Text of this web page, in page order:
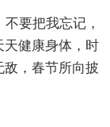
要把我忘记，
天健康身体，时
，春节所向披